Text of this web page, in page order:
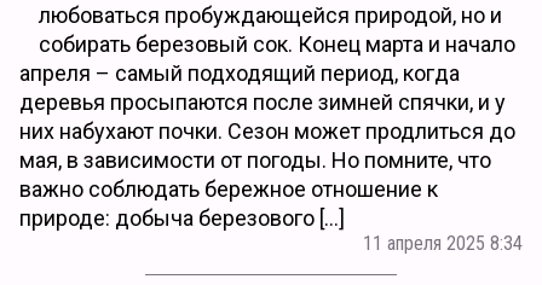
любоваться пробуждающейся природой, но и
собирать березовый сок. Конец марта и начало
апреля – самый подходящий период, когда
деревья просыпаются после зимней спячки, и у
них набухают почки. Сезон может продлиться до
мая, в зависимости от погоды. Но помните, что
важно соблюдать бережное отношение к
природе: добыча березового […]
11 апреля 2025 8:34